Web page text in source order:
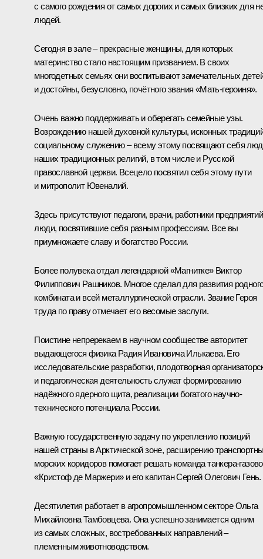
с самого рождения от самых дорогих и самых близких для
людей.
Сегодня в зале – прекрасные женщины, для которых
материнство стало настоящим призванием. В своих
многодетных семьях они воспитывают замечательных
и достойны, безусловно, почётного звания «Мать-героиня».
Очень важно поддерживать и оберегать семейные узы.
Возрождению нашей духовной культуры, исконных
социальному служению – всему этому посвящают себя
наших традиционных религий, в том числе и Русской
православной церкви. Всецело посвятил себя этому пути
и митрополит Ювеналий.
Здесь присутствуют педагоги, врачи, работники
люди, посвятившие себя разным профессиям. Все вы
приумножаете славу и богатство России.
Более полувека отдал легендарной «Магнитке» Виктор
Филиппович Рашников. Многое сделал для развития
комбината и всей металлургической отрасли. Звание Героя
труда по праву отмечает его весомые заслуги.
Поистине непререкаем в научном сообществе авторитет
выдающегося физика Радия Ивановича Илькаева. Его
исследовательские разработки, плодотворная
и педагогическая деятельность служат формированию
надёжного ядерного щита, реализации богатого научно-
технического потенциала России.
Важную государственную задачу по укреплению позиций
нашей страны в Арктической зоне, расширению
морских коридоров помогает решать команда танкера-
«Кристоф де Маржери» и его капитан Сергей Олегович Гень.
Десятилетия работает в агропромышленном секторе Ольга
Михайловна Тамбовцева. Она успешно занимается одним
из самых сложных, востребованных направлений –
племенным животноводством.